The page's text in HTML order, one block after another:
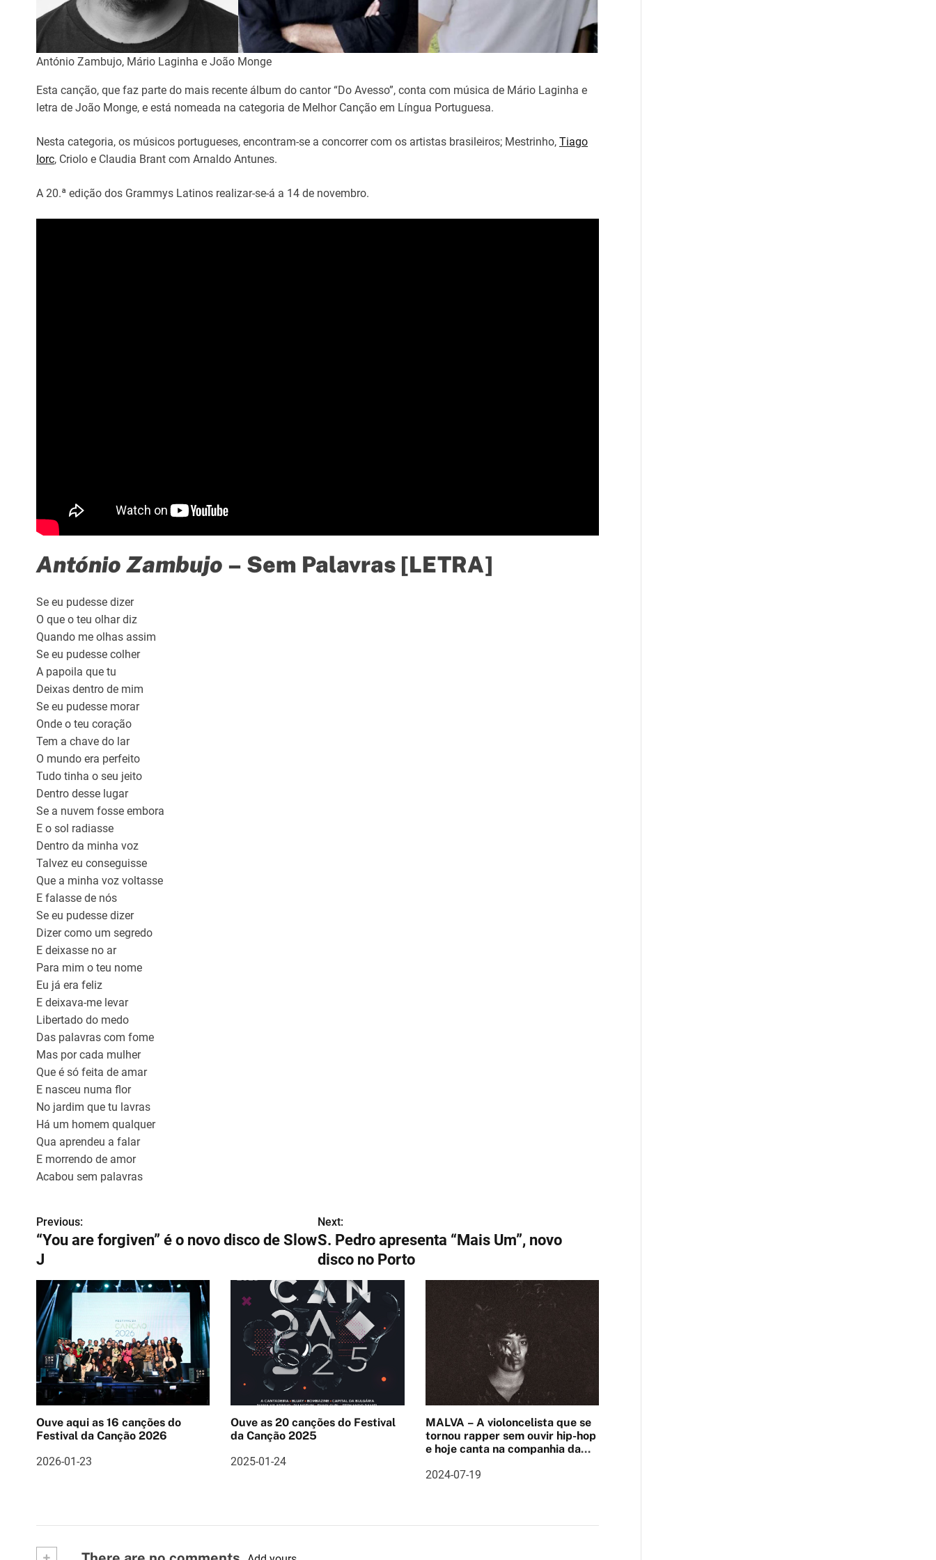
António Zambujo, Mário Laginha e João Monge
Esta canção, que faz parte do mais recente álbum do cantor “Do Avesso”, conta com música de Mário Laginha e
letra de João Monge, e está nomeada na categoria de Melhor Canção em Língua Portuguesa.
Nesta categoria, os músicos portugueses, encontram-se a concorrer com os artistas brasileiros; Mestrinho, Tiago
Iorc, Criolo e Claudia Brant com Arnaldo Antunes.
A 20.ª edição dos Grammys Latinos realizar-se-á a 14 de novembro.
António Zambujo – Sem Palavras [LETRA]
Se eu pudesse dizer
O que o teu olhar diz
Quando me olhas assim
Se eu pudesse colher
A papoila que tu
Deixas dentro de mim
Se eu pudesse morar
Onde o teu coração
Tem a chave do lar
O mundo era perfeito
Tudo tinha o seu jeito
Dentro desse lugar
Se a nuvem fosse embora
E o sol radiasse
Dentro da minha voz
Talvez eu conseguisse
Que a minha voz voltasse
E falasse de nós
Se eu pudesse dizer
Dizer como um segredo
E deixasse no ar
Para mim o teu nome
Eu já era feliz
E deixava-me levar
Libertado do medo
Das palavras com fome
Mas por cada mulher
Que é só feita de amar
E nasceu numa flor
No jardim que tu lavras
Há um homem qualquer
Qua aprendeu a falar
E morrendo de amor
Acabou sem palavras
N
a
v
e
g
a
ç
ã
o
d
r
Previous:
“You are forgiven” é o novo disco de Slow
J
Next:
S. Pedro apresenta “Mais Um”, novo
disco no Porto
Ouve aqui as 16 canções do
Festival da Canção 2026
2026-01-23
Ouve as 20 canções do Festival
da Canção 2025
2025-01-24
MALVA – A violoncelista que se
tornou rapper sem ouvir hip-hop
e hoje canta na companhia da
2024-07-19